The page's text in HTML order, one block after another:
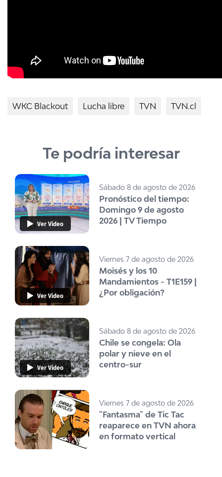
WKC Blackout Lucha libre TVN TVN.cl
Te podría interesar
Ver Video
Sábado 8 de agosto de 2026
Pronóstico del tiempo:
Domingo 9 de agosto
2026 | TV Tiempo
Ver Video
Viernes 7 de agosto de 2026
Moisés y los 10
Mandamientos - T1E159 |
¿Por obligación?
Ver Video
Sábado 8 de agosto de 2026
Chile se congela: Ola
polar y nieve en el
centro-sur
Viernes 7 de agosto de 2026
"Fantasma" de Tic Tac
reaparece en TVN ahora
en formato vertical